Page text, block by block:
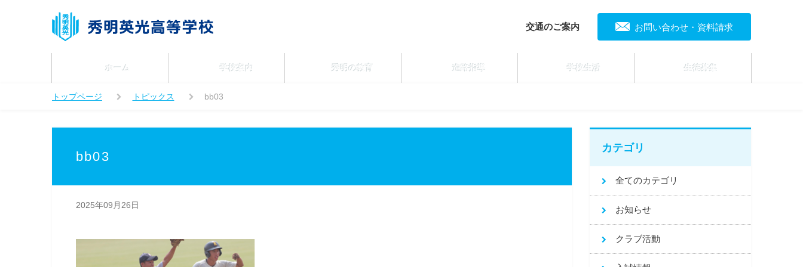
交通のご案内 お問い合わせ・資料請求
ホーム 学校案内 秀明の教育 進路指導 学校生活 生徒募集
トップページ トピックス bb03
bb03
2025年09月26日
カテゴリ
全てのカテゴリ
お知らせ
クラブ活動